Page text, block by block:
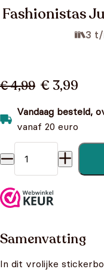
Fashionistas
3 t/
€ 4,99 € 3,99
Vandaag besteld,
vanaf 20 euro
Fashionistas Junior -
Samenvatting
In dit vrolijke